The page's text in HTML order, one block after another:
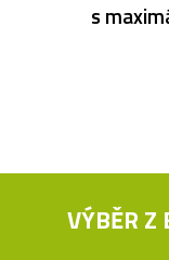
s
VÝBĚR Z